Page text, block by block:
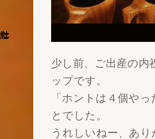
少し前、ご出産の
ップです。
「ホントは４個や
とでした。
うれしいねー、あり